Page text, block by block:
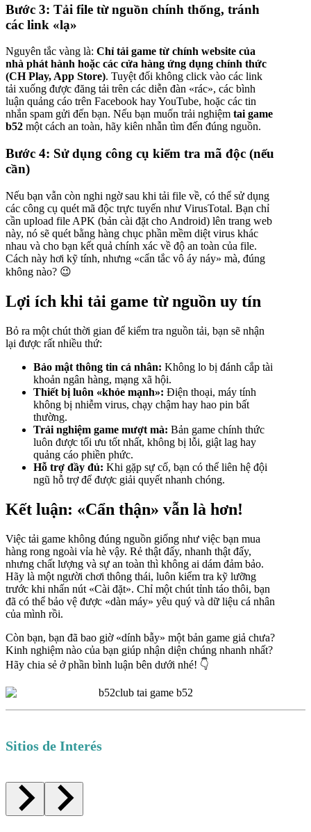
Bước 3: Tải file từ nguồn chính thống, tránh
các link «lạ»
Nguyên tắc vàng là: Chỉ tải game từ chính website của
nhà phát hành hoặc các cửa hàng ứng dụng chính thức
(CH Play, App Store). Tuyệt đối không click vào các link
tải xuống được đăng tải trên các diễn đàn «rác», các bình
luận quảng cáo trên Facebook hay YouTube, hoặc các tin
nhắn spam gửi đến bạn. Nếu bạn muốn trải nghiệm tai game
b52 một cách an toàn, hãy kiên nhẫn tìm đến đúng nguồn.
Bước 4: Sử dụng công cụ kiểm tra mã độc (nếu
cần)
Nếu bạn vẫn còn nghi ngờ sau khi tải file về, có thể sử dụng
các công cụ quét mã độc trực tuyến như VirusTotal. Bạn chỉ
cần upload file APK (bản cài đặt cho Android) lên trang web
này, nó sẽ quét bằng hàng chục phần mềm diệt virus khác
nhau và cho bạn kết quả chính xác về độ an toàn của file.
Cách này hơi kỹ tính, nhưng «cẩn tắc vô áy náy» mà, đúng
không nào? 😉
Lợi ích khi tải game từ nguồn uy tín
Bỏ ra một chút thời gian để kiểm tra nguồn tải, bạn sẽ nhận
lại được rất nhiều thứ:
Bảo mật thông tin cá nhân: Không lo bị đánh cắp tài
khoản ngân hàng, mạng xã hội.
Thiết bị luôn «khỏe mạnh»: Điện thoại, máy tính
không bị nhiễm virus, chạy chậm hay hao pin bất
thường.
Trải nghiệm game mượt mà: Bản game chính thức
luôn được tối ưu tốt nhất, không bị lỗi, giật lag hay
quảng cáo phiền phức.
Hỗ trợ đầy đủ: Khi gặp sự cố, bạn có thể liên hệ đội
ngũ hỗ trợ để được giải quyết nhanh chóng.
Kết luận: «Cẩn thận» vẫn là hơn!
Việc tải game không đúng nguồn giống như việc bạn mua
hàng rong ngoài vỉa hè vậy. Rẻ thật đấy, nhanh thật đấy,
nhưng chất lượng và sự an toàn thì không ai dám đảm bảo.
Hãy là một người chơi thông thái, luôn kiểm tra kỹ lưỡng
trước khi nhấn nút «Cài đặt». Chỉ một chút tỉnh táo thôi, bạn
đã có thể bảo vệ được «dàn máy» yêu quý và dữ liệu cá nhân
của mình rồi.
Còn bạn, bạn đã bao giờ «dính bẫy» một bản game giả chưa?
Kinh nghiệm nào của bạn giúp nhận diện chúng nhanh nhất?
Hãy chia sẻ ở phần bình luận bên dưới nhé! 👇
Sitios de Interés